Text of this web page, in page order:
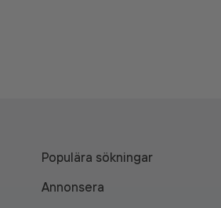
Populära sökningar
Annonsera